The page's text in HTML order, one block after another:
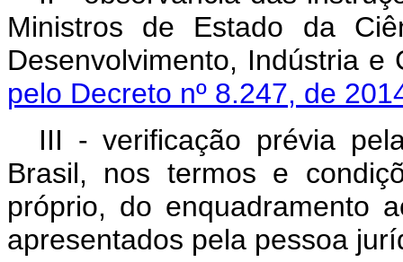
Ministros de Estado da
Desenvolvimento, Indústria
pelo Decreto nº 8.247, de
III - verificação prévia
Brasil, nos termos e
próprio, do enquadramento
apresentados pela pessoa